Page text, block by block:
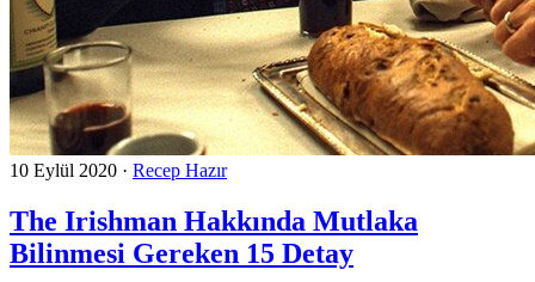
10 Eylül 2020 · Recep Hazır
The Irishman Hakkında Mutlaka
Bilinmesi Gereken 15 Detay